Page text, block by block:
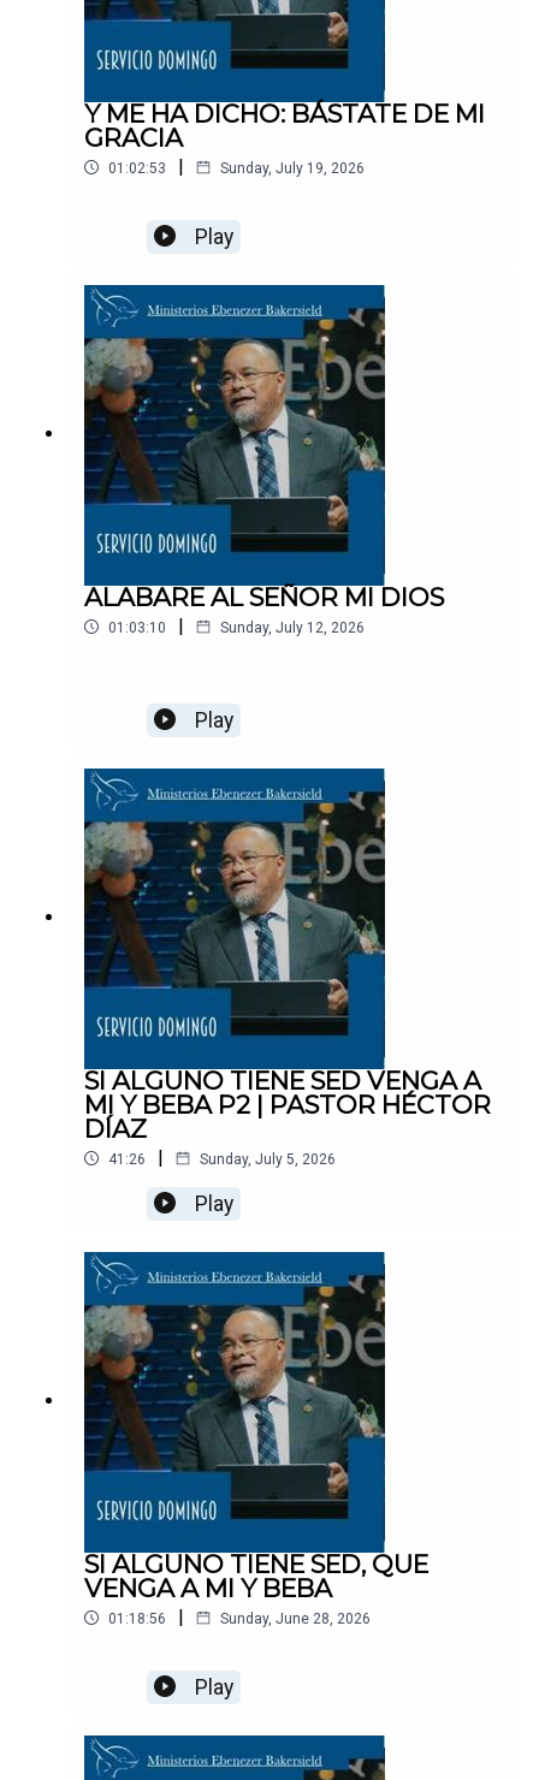
Y ME HA DICHO: BÁSTATE DE MI
GRACIA
01:02:53 | Sunday, July 19, 2026
Play
ALABARE AL SEÑOR MI DIOS
01:03:10 | Sunday, July 12, 2026
Play
SI ALGUNO TIENE SED VENGA A
MI Y BEBA P2 | PASTOR HÉCTOR
DÍAZ
41:26 | Sunday, July 5, 2026
Play
SI ALGUNO TIENE SED, QUE
VENGA A MI Y BEBA
01:18:56 | Sunday, June 28, 2026
Play